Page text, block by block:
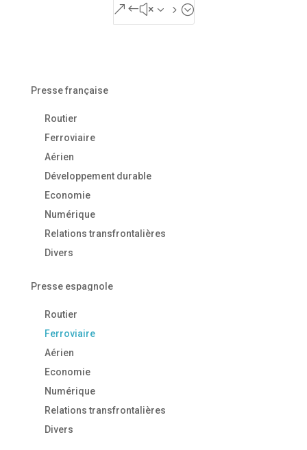
&#x35;
Presse française
Routier
Ferroviaire
Aérien
Développement durable
Economie
Numérique
Relations transfrontalières
Divers
Presse espagnole
Routier
Ferroviaire
Aérien
Economie
Numérique
Relations transfrontalières
Divers